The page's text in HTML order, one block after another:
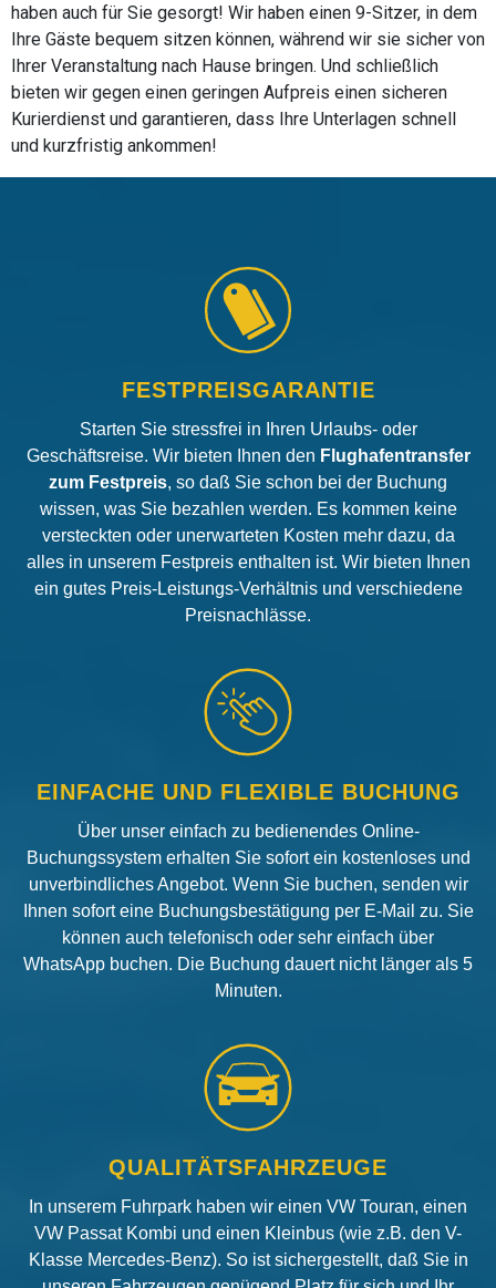
haben auch für Sie gesorgt! Wir haben einen 9-Sitzer, in dem
Ihre Gäste bequem sitzen können, während wir sie sicher von
Ihrer Veranstaltung nach Hause bringen. Und schließlich
bieten wir gegen einen geringen Aufpreis einen sicheren
Kurierdienst und garantieren, dass Ihre Unterlagen schnell
und kurzfristig ankommen!
FESTPREISGARANTIE
Starten Sie stressfrei in Ihren Urlaubs- oder
Geschäftsreise. Wir bieten Ihnen den Flughafentransfer
zum Festpreis, so daß Sie schon bei der Buchung
wissen, was Sie bezahlen werden. Es kommen keine
versteckten oder unerwarteten Kosten mehr dazu, da
alles in unserem Festpreis enthalten ist. Wir bieten Ihnen
ein gutes Preis-Leistungs-Verhältnis und verschiedene
Preisnachlässe.
EINFACHE UND FLEXIBLE BUCHUNG
Über unser einfach zu bedienendes Online-
Buchungssystem erhalten Sie sofort ein kostenloses und
unverbindliches Angebot. Wenn Sie buchen, senden wir
Ihnen sofort eine Buchungsbestätigung per E-Mail zu. Sie
können auch telefonisch oder sehr einfach über
WhatsApp buchen. Die Buchung dauert nicht länger als 5
Minuten.
QUALITÄTSFAHRZEUGE
In unserem Fuhrpark haben wir einen VW Touran, einen
VW Passat Kombi und einen Kleinbus (wie z.B. den V-
Klasse Mercedes-Benz). So ist sichergestellt, daß Sie in